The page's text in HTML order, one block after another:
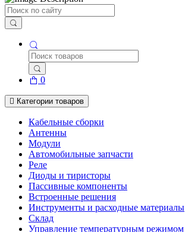
Поиск
0
Категории товаров
Кабельные сборки
Антенны
Модули
Автомобильные запчасти
Реле
Диоды и тиристоры
Пассивные компоненты
Встроенные решения
Инструменты и расходные материалы
Склад
Управление температурным режимом